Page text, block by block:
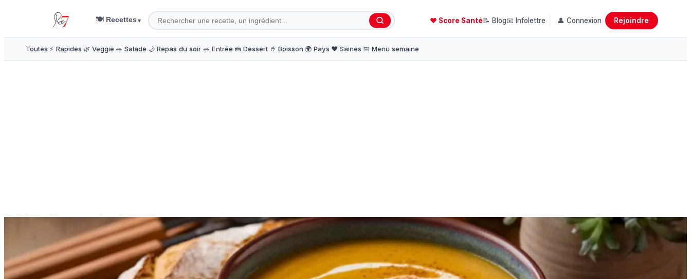
🍽️ Recettes ▼ ❤️ Score Santé📝 Blog📧 Infolettre 👤 Connexion Rejoindre
Toutes ⚡ Rapides 🌿 Veggie 🥗 Salade 🌙 Repas du soir 🥗 Entrée 🍰 Dessert 🥤 Boisson 🌍 Pays ❤️ Saines 📅 Menu semaine